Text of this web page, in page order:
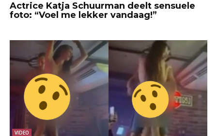
Actrice Katja Schuurman deelt sensuele
foto: “Voel me lekker vandaag!”
VIDEO